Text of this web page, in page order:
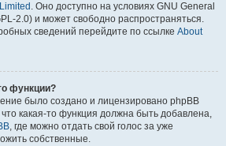
. Оно доступно на условиях GNU General
2.0) и может свободно распространяться.
сведений перейдите по ссылке About
функции?
было создано и лицензировано phpBB
какая-то функция должна быть добавлена,
, где можно отдать свой голос за уже
собственные.